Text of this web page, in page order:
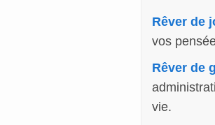
Rêver de
vos
Rêver de
vie.